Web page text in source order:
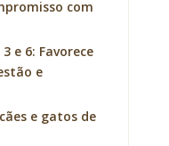
com
e 6: Favorece
e
e gatos de